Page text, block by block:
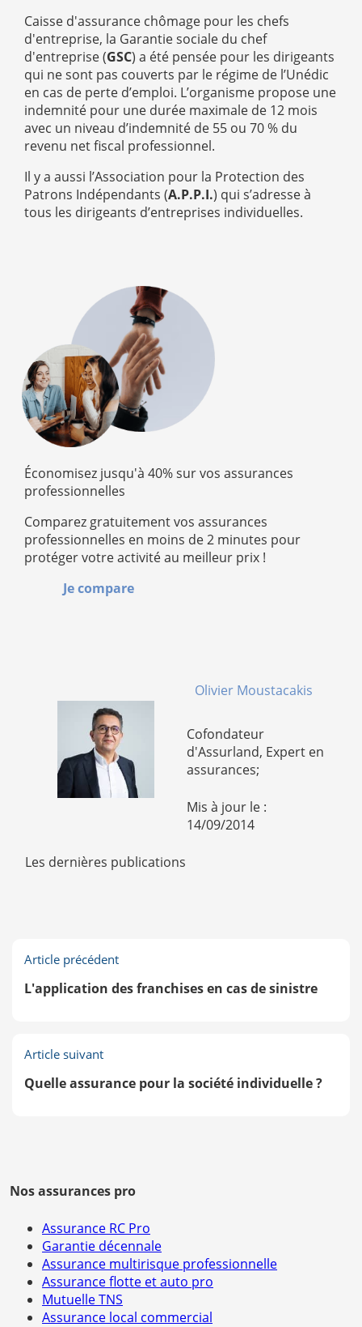
Caisse d'assurance chômage pour les chefs
d'entreprise, la Garantie sociale du chef
d'entreprise (GSC) a été pensée pour les dirigeants
qui ne sont pas couverts par le régime de l’Unédic
en cas de perte d’emploi. L’organisme propose une
indemnité pour une durée maximale de 12 mois
avec un niveau d’indemnité de 55 ou 70 % du
revenu net fiscal professionnel.
Il y a aussi l’Association pour la Protection des
Patrons Indépendants (A.P.P.I.) qui s’adresse à
tous les dirigeants d’entreprises individuelles.
Économisez jusqu'à 40% sur vos assurances
professionnelles
Comparez gratuitement vos assurances
professionnelles en moins de 2 minutes pour
protéger votre activité au meilleur prix !
Je compare
Olivier Moustacakis
Cofondateur
d'Assurland, Expert en
assurances;
Mis à jour le :
14/09/2014
Les dernières publications
Article précédent
L'application des franchises en cas de sinistre
Article suivant
Quelle assurance pour la société individuelle ?
Nos assurances pro
Assurance RC Pro
Garantie décennale
Assurance multirisque professionnelle
Assurance flotte et auto pro
Mutuelle TNS
Assurance local commercial